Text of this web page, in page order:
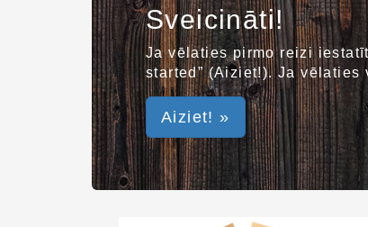
Sveicināti!
Ja vēlaties pirmo reizi
started” (Aiziet!). Ja
Aiziet! »